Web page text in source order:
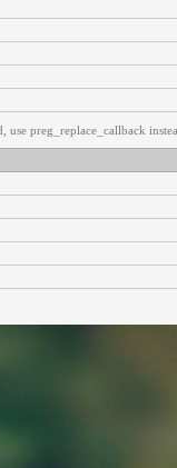
preg_replace_callback